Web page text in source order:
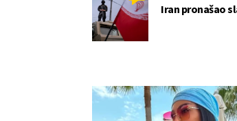
Iran pronašao